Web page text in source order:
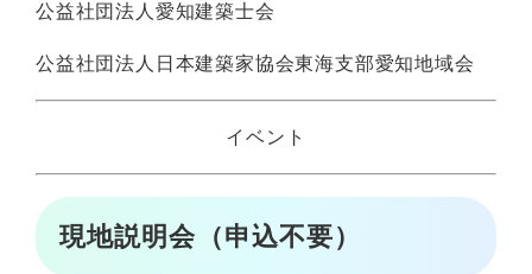
公益社団法人愛知建築士会
公益社団法人日本建築家協会東海支部愛知地域会
イベント
現地説明会（申込不要）